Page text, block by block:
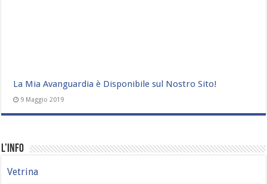
La Mia Avanguardia è Disponibile sul Nostro Sito!
9 Maggio 2019
L’Info
Vetrina